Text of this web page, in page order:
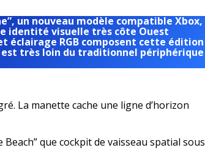
un nouveau modèle compatible Xbox,
identité visuelle très côte Ouest
éclairage RGB composent cette édition
est très loin du traditionnel périphérique
La manette cache une ligne d’horizon
que cockpit de vaisseau spatial sous